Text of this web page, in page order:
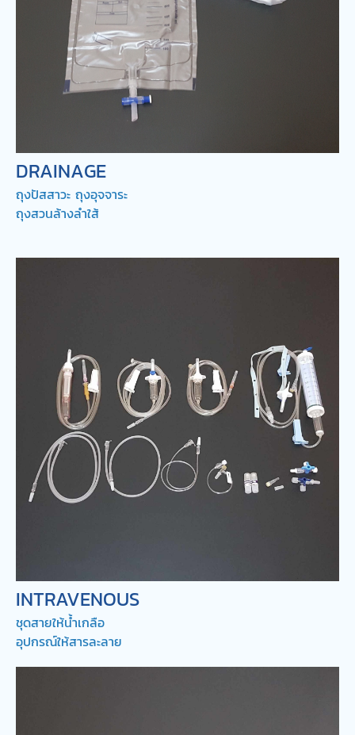
DRAINAGE
ถุงปัสสาวะ ถุงอุจจาระ
ถุงสวนล้างลำใส้
INTRAVENOUS
ชุดสายให้น้ำเกลือ
อุปกรณ์ให้สารละลาย